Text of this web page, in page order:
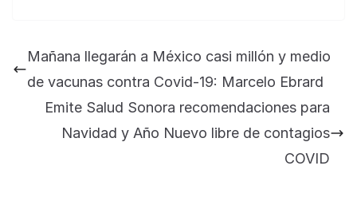
Mañana llegarán a México casi millón y medio
de vacunas contra Covid-19: Marcelo Ebrard
Emite Salud Sonora recomendaciones para
Navidad y Año Nuevo libre de contagios
COVID